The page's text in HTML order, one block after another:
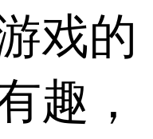
戏的
趣，